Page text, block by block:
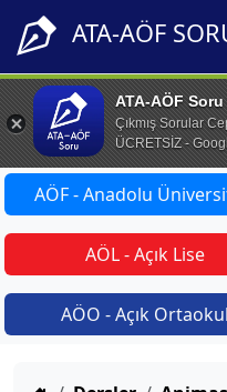
ATA-AÖF
ATA-AÖF Soru
Çıkmış Sorular
ÜCRETSİZ -
AÖF - Anadolu
AÖL - Açık Lise
AÖO - Açık Ortaokul